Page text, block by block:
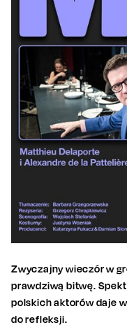
Zwyczajny wieczór w
prawdziwą bitwę.
polskich aktorów daje
do refleksji.